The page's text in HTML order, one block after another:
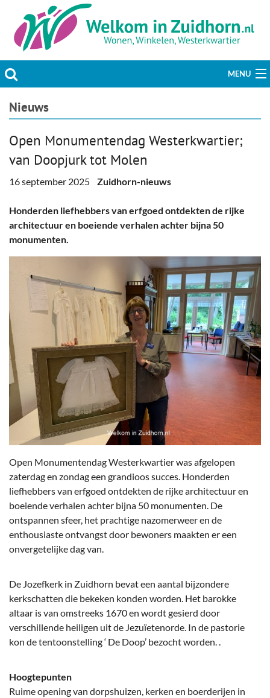
MENU
Actueel
Welzijn & Maatschappij
Bedrijven
Prikbord & Aanbiedingen
Plaats bericht
Nieuws
Open Monumentendag Westerkwartier;
van Doopjurk tot Molen
16 september 2025 Zuidhorn-nieuws
Honderden liefhebbers van erfgoed ontdekten de rijke
architectuur en boeiende verhalen achter bijna 50
monumenten.
Open Monumentendag Westerkwartier was afgelopen
zaterdag en zondag een grandioos succes. Honderden
liefhebbers van erfgoed ontdekten de rijke architectuur en
boeiende verhalen achter bijna 50 monumenten. De
ontspannen sfeer, het prachtige nazomerweer en de
enthousiaste ontvangst door bewoners maakten er een
onvergetelijke dag van.
De Jozefkerk in Zuidhorn bevat een aantal bijzondere
kerkschatten die bekeken konden worden. Het barokke
altaar is van omstreeks 1670 en wordt gesierd door
verschillende heiligen uit de Jezuïetenorde. In de pastorie
kon de tentoonstelling ‘ De Doop’ bezocht worden. .
Hoogtepunten
Ruime opening van dorpshuizen, kerken en boerderijen in